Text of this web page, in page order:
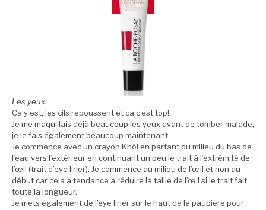
Les yeux:
Ca y est, les cils repoussent et ca c’est top!
Je me maquillais déjà beaucoup les yeux avant de tomber malade,
je le fais également beaucoup maintenant.
Je commence avec un crayon Khôl en partant du milieu du bas de
l’eau vers l’extérieur en continuant un peu le trait à l’extrémité de
l’œil (trait d’eye liner). Je commence au milieu de l’œil et non au
début car cela a tendance a réduire la taille de l’œil si le trait fait
toute la longueur.
Je mets également de l’eye liner sur le haut de la paupière pour